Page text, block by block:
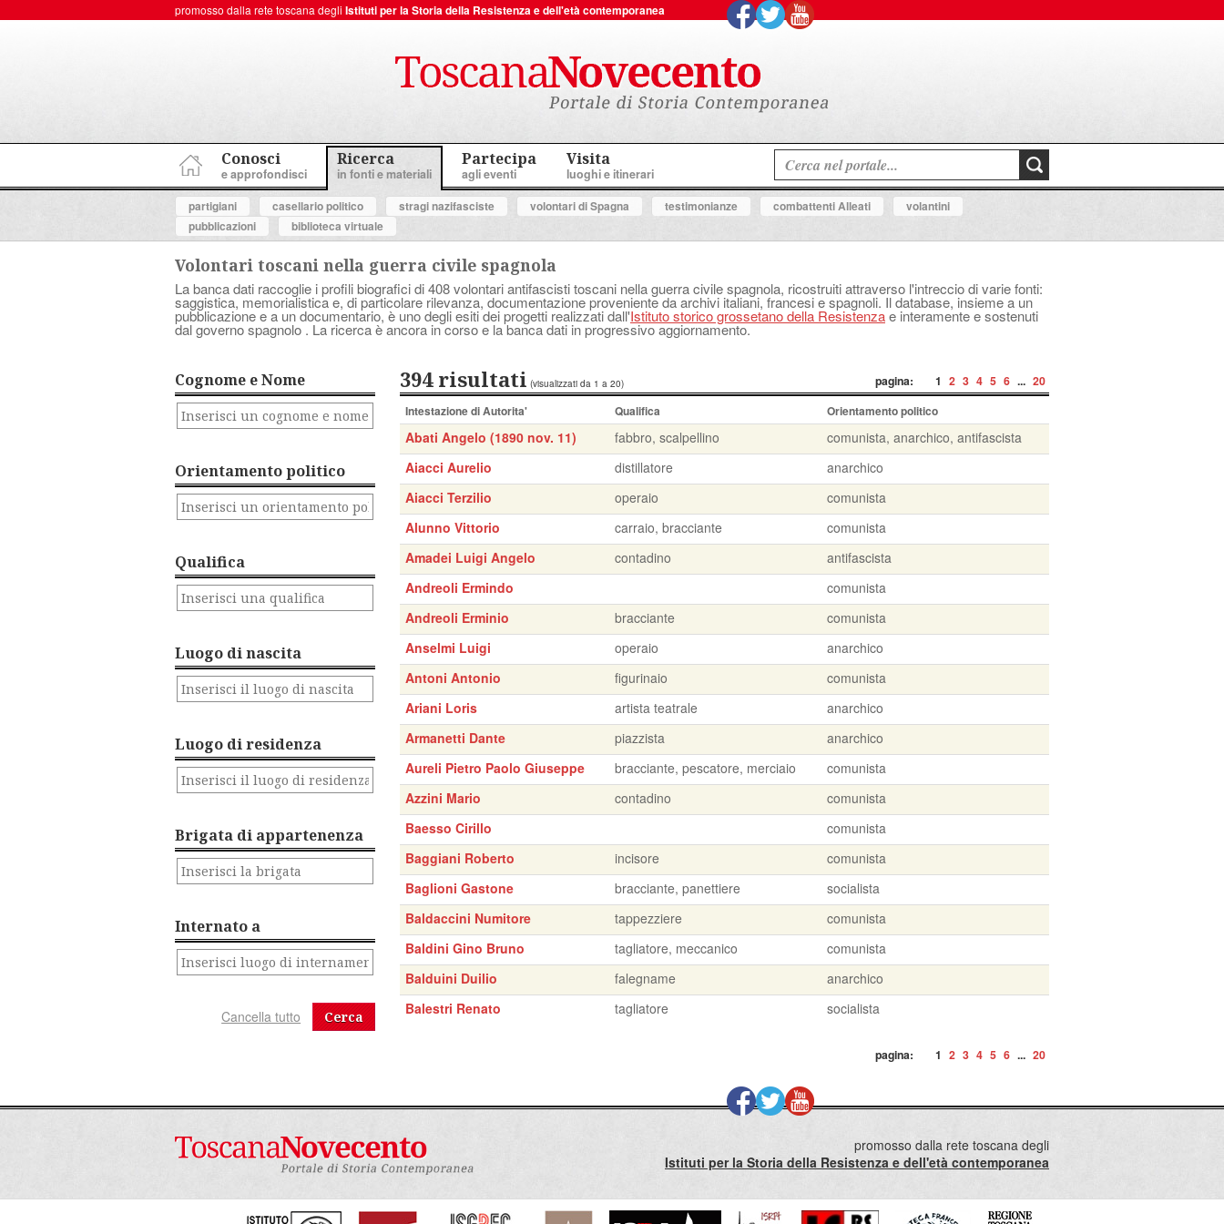
promosso dalla rete toscana degli Istituti per la Storia della Resistenza e dell'età contemporanea
Conosci
e approfondisci
Ricerca
in fonti e materiali
Partecipa
agli eventi
Visita
luoghi e itinerari
partigiani
casellario politico stragi nazifasciste volontari di Spagna testimonianze combattenti Alleati
volantini
pubblicazioni
biblioteca virtuale
Volontari toscani nella guerra civile spagnola
La banca dati raccoglie i profili biografici di 408 volontari antifascisti toscani nella guerra civile spagnola, ricostruiti attraverso l'intreccio di varie fonti:
saggistica, memorialistica e, di particolare rilevanza, documentazione proveniente da archivi italiani, francesi e spagnoli. Il database, insieme a un
pubblicazione e a un documentario, è uno degli esiti dei progetti realizzati dall'Istituto storico grossetano della Resistenzae interamente e sostenuti
dal governo spagnolo . La ricerca è ancora in corso e la banca dati in progressivo aggiornamento.
Cognome e Nome
Orientamento politico
Qualifica
Luogo di nascita
Luogo di residenza
Brigata di appartenenza
Internato a
Cerca
pagina: 1 2 3 4 5 6 ... 20
394 risultati (visualizzati da 1 a 20)
Intestazione di Autorita' Qualifica Orientamento politico
Abati Angelo (1890 nov. 11) fabbro, scalpellino
comunista, anarchico, antifascista
Aiacci Aurelio
distillatore
anarchico
Aiacci Terzilio
operaio
comunista
Alunno Vittorio
carraio, bracciante
comunista
Amadei Luigi Angelo
contadino
antifascista
Andreoli Ermindo
comunista
Andreoli Erminio
bracciante
comunista
Anselmi Luigi
operaio
anarchico
Antoni Antonio
figurinaio
comunista
Ariani Loris
artista teatrale
anarchico
Armanetti Dante
piazzista
anarchico
Aureli Pietro Paolo Giuseppe
bracciante, pescatore, merciaio
comunista
Azzini Mario
contadino
comunista
Baesso Cirillo
comunista
Baggiani Roberto
incisore
comunista
Baglioni Gastone
bracciante, panettiere
socialista
Baldaccini Numitore
tappezziere
comunista
Baldini Gino Bruno
tagliatore, meccanico
comunista
Balduini Duilio
falegname
anarchico
Balestri Renato
tagliatore socialista
pagina: 1 2 3 4 5 6 ... 20
promosso dalla rete toscana degli
Istituti per la Storia della Resistenza e dell'età contemporanea